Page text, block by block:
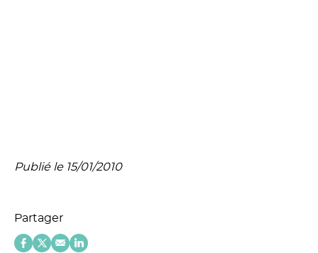
Publié le 15/01/2010
Partager